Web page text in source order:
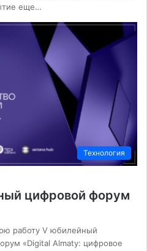
еще…
Технология
цифровой форум
работу V юбилейный
«Digital Almaty: цифровое